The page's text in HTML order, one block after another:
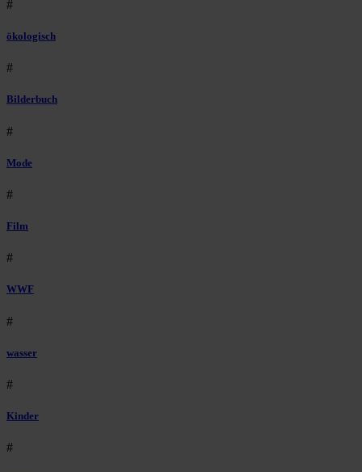
#
ökologisch
#
Bilderbuch
#
Mode
#
Film
#
WWF
#
wasser
#
Kinder
#